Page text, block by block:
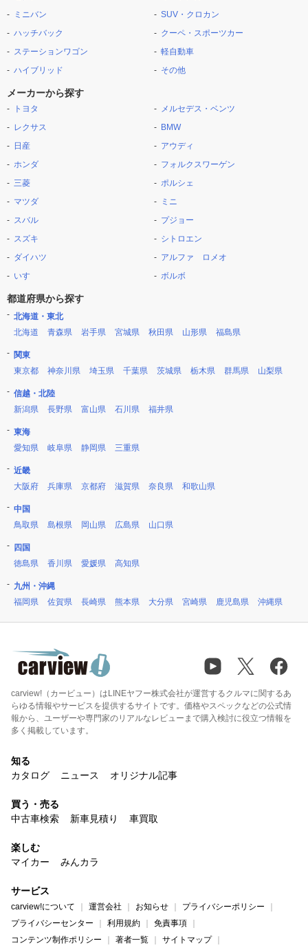
ミニバン
ハッチバック
ステーションワゴン
ハイブリッド
SUV・クロカン
クーペ・スポーツカー
軽自動車
その他
メーカーから探す
トヨタ
レクサス
日産
ホンダ
三菱
マツダ
スバル
スズキ
ダイハツ
いすゞ
メルセデス・ベンツ
BMW
アウディ
フォルクスワーゲン
ポルシェ
ミニ
プジョー
シトロエン
アルファ ロメオ
ボルボ
都道府県から探す
北海道・東北
北海道
青森県 岩手県 宮城県 秋田県 山形県 福島県
関東
東京都
神奈川県 埼玉県 千葉県 茨城県 栃木県 群馬県 山梨県
信越・北陸
新潟県
長野県 富山県 石川県 福井県
東海
愛知県
岐阜県 静岡県 三重県
近畿
大阪府
兵庫県 京都府 滋賀県 奈良県 和歌山県
中国
鳥取県
島根県 岡山県 広島県 山口県
四国
徳島県
香川県 愛媛県 高知県
九州・沖縄
福岡県
佐賀県 長崎県 熊本県 大分県 宮崎県 鹿児島県 沖縄県
carview!（カービュー）はLINEヤフー株式会社が運営するクルマに関するあ
らゆる情報やサービスを提供するサイトです。価格やスペックなどの公式情
報から、ユーザーや専門家のリアルなレビューまで購入検討に役立つ情報を
多く掲載しています。
知る
カタログ
ニュース オリジナル記事
買う・売る
中古車検索
新車見積り 車買取
楽しむ
マイカー
みんカラ
サービス
carview!について 運営会社 お知らせ
プライバシーポリシー
プライバシーセンター
利用規約
免責事項
コンテンツ制作ポリシー
著者一覧 サイトマップ